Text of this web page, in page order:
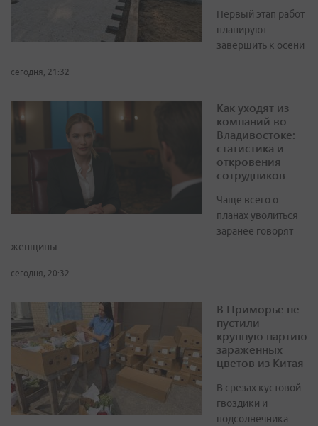
Первый этап работ
планируют
завершить к осени
сегодня, 21:32
Как уходят из
компаний во
Владивостоке:
статистика и
откровения
сотрудников
Чаще всего о
планах уволиться
заранее говорят
женщины
сегодня, 20:32
В Приморье не
пустили
крупную партию
зараженных
цветов из Китая
В срезах кустовой
гвоздики и
подсолнечника